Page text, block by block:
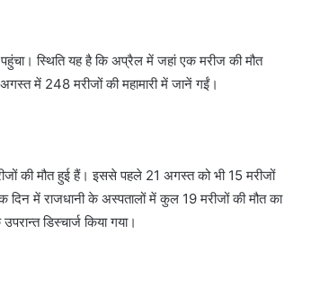
स्थि‍ति‍ यह है क‍ि अप्रैल में जहां एक मरीज की मौत
में 248 मरीजों की महामारी में जानें गईं।
की मौत हुई हैं। इससे पहले 21 अगस्त को भी 15 मरीजों
दि‍न में राजधानी के अस्पतालों में कुल 19 मरीजों की मौत का
डिस्चार्ज किया गया।